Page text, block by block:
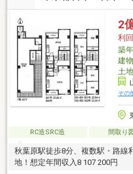
2
利
築
建
土
その
RC造SRC造 間取り
秋葉原駅徒歩8分、複数駅・路線
地！想定年間収入8 107 200円